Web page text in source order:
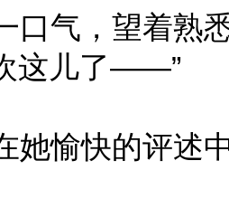
气，望着熟
这儿了——”
愉快的评述